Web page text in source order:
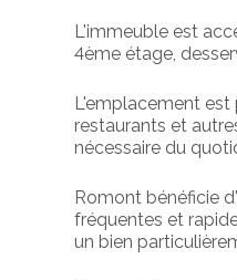
L'immeuble est
4ème étage,
L'emplacement est
restaurants et
nécessaire du
Romont bénéficie
fréquentes et
un bien